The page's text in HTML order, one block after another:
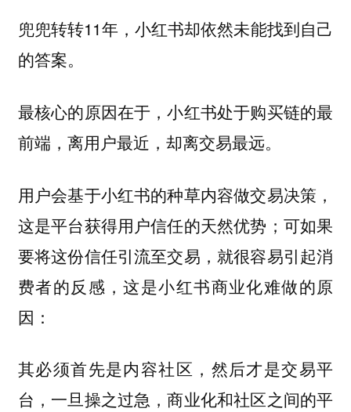
兜兜转转11年，小红书却依然未能找到自己
的答案。
最核心的原因在于，小红书处于购买链的最
前端，离用户最近，却离交易最远。
用户会基于小红书的种草内容做交易决策，
这是平台获得用户信任的天然优势；可如果
要将这份信任引流至交易，就很容易引起消
费者的反感，这是小红书商业化难做的原
因：
其必须首先是内容社区，然后才是交易平
台，一旦操之过急，商业化和社区之间的平